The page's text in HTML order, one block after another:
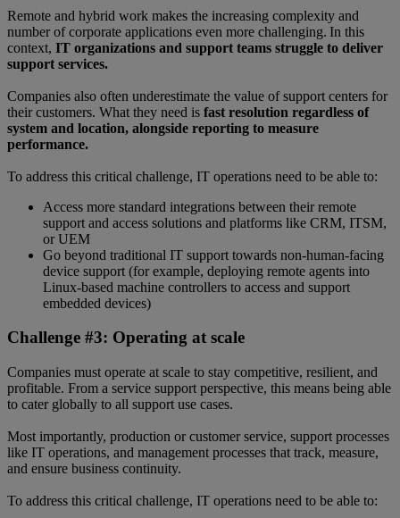
Remote and hybrid work makes the increasing complexity and
number of corporate applications even more challenging. In this
context, IT organizations and support teams struggle to deliver
support services.
Companies also often underestimate the value of support centers for
their customers. What they need is fast resolution regardless of
system and location, alongside reporting to measure
performance.
To address this critical challenge, IT operations need to be able to:
Access more standard integrations between their remote
support and access solutions and platforms like CRM, ITSM,
or UEM
Go beyond traditional IT support towards non-human-facing
device support (for example, deploying remote agents into
Linux-based machine controllers to access and support
embedded devices)
Challenge #3: Operating at scale
Companies must operate at scale to stay competitive, resilient, and
profitable. From a service support perspective, this means being able
to cater globally to all support use cases.
Most importantly, production or customer service, support processes
like IT operations, and management processes that track, measure,
and ensure business continuity.
To address this critical challenge, IT operations need to be able to: